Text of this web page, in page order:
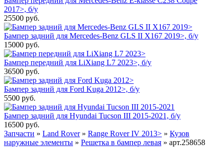
2017>, б/у
25500 руб.
Бампер задний для Mercedes-Benz GLS II X167 2019>, б/у
15000 руб.
Бампер передний для LiXiang L7 2023>, б/у
36500 руб.
Бампер задний для Ford Kuga 2012>, б/у
5500 руб.
Бампер задний для Hyundai Tucson III 2015-2021, б/у
16500 руб.
Запчасти » Land Rover » Range Rover IV 2013> » Кузов
наружные элементы » Решетка в бампер левая » арт.258658